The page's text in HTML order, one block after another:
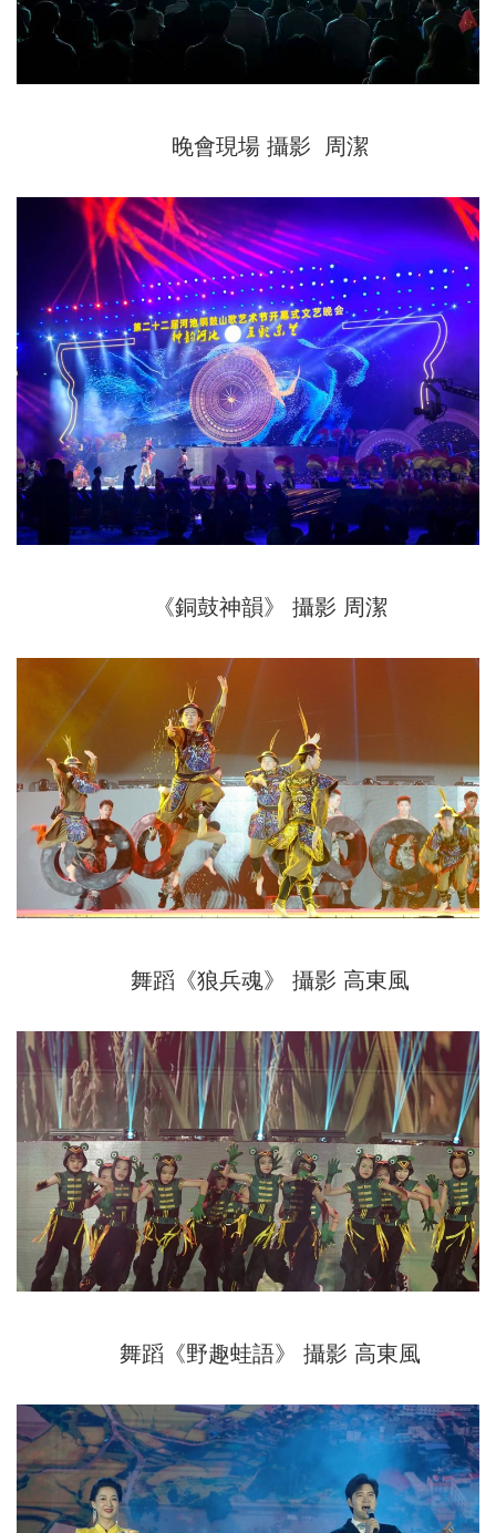
晚會現場 攝影 周潔
《銅鼓神韻》 攝影 周潔
舞蹈《狼兵魂》 攝影 高東風
舞蹈《野趣蛙語》 攝影 高東風